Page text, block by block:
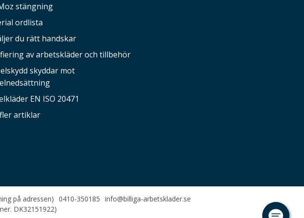
stängning
ordlista
du rätt handskar
av arbetskläder och tillbehör
skyddar mot
EN ISO 20471
fler artiklar
på adressen) 0410-350185 info@billiga-arbetsklader.se
DK32151922)